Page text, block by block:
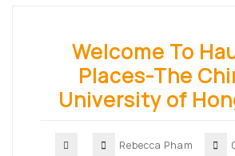
Welcome To
Places-The
University of
Rebecca Pham